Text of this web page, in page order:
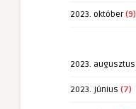
2023. október(9)
2023. augusztus
2023. június (7)